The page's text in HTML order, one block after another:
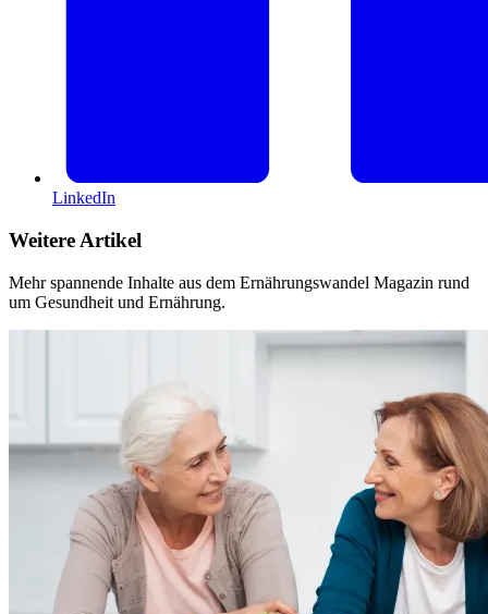
LinkedIn
Weitere Artikel
Mehr spannende Inhalte aus dem Ernährungswandel Magazin rund
um Gesundheit und Ernährung.